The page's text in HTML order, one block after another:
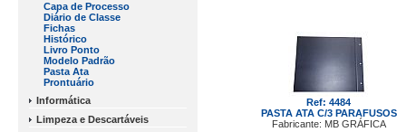
Capa de Processo
Diário de Classe
Fichas
Histórico
Livro Ponto
Modelo Padrão
Pasta Ata
Prontuário
Informática
Limpeza e Descartáveis
Ref: 4484
PASTA ATA C/3 PARAFUSOS
Fabricante: MB GRÁFICA